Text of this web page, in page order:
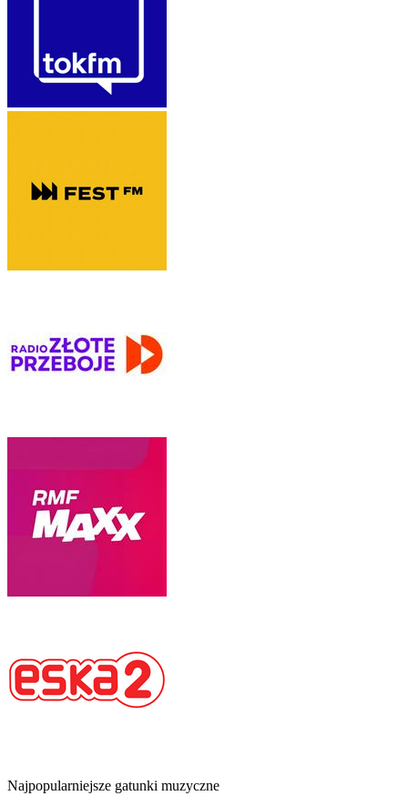
Najpopularniejsze gatunki muzyczne